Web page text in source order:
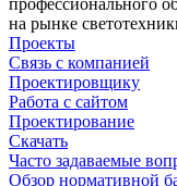
профессионального
на рынке
Проекты
Связь с компанией
Проектировщику
Работа с сайтом
Проектирование
Скачать
Часто задаваемые
Обзор нормативной